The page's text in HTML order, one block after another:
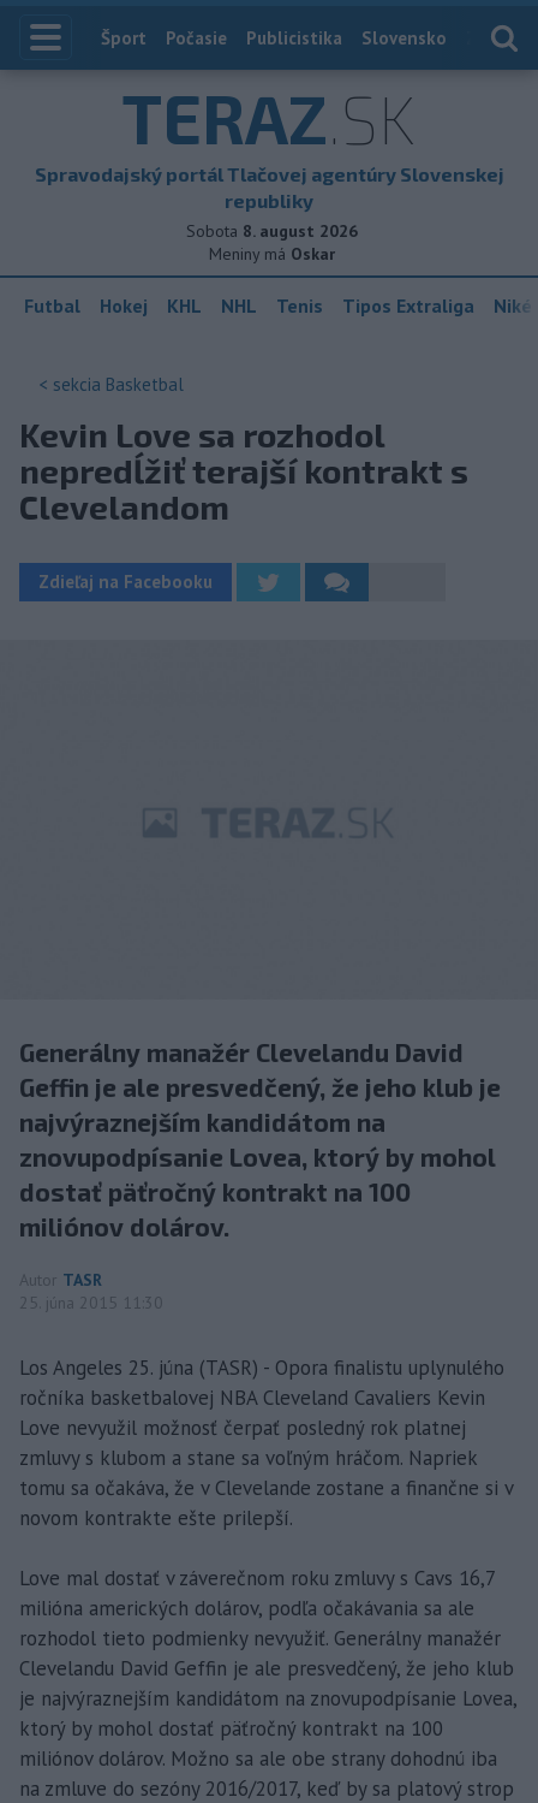
Index
Šport Počasie Publicistika Slovensko
TERAZ.SK
Spravodajský portál Tlačovej agentúry Slovenskej
republiky
Sobota 8. august 2026
Meniny má Oskar
Futbal Hokej KHL NHL Tenis Tipos Extraliga
< sekcia Basketbal
Kevin Love sa rozhodol
nepredĺžiť terajší kontrakt s
Clevelandom
Zdieľaj na Facebooku
Generálny manažér Clevelandu David
Geffin je ale presvedčený, že jeho klub je
najvýraznejším kandidátom na
znovupodpísanie Lovea, ktorý by mohol
dostať päťročný kontrakt na 100
miliónov dolárov.
Autor TASR
25. júna 2015 11:30
Los Angeles 25. júna (TASR) - Opora finalistu uplynulého
ročníka basketbalovej NBA Cleveland Cavaliers Kevin
Love nevyužil možnosť čerpať posledný rok platnej
zmluvy s klubom a stane sa voľným hráčom. Napriek
tomu sa očakáva, že v Clevelande zostane a finančne si v
novom kontrakte ešte prilepší.
Love mal dostať v záverečnom roku zmluvy s Cavs 16,7
milióna amerických dolárov, podľa očakávania sa ale
rozhodol tieto podmienky nevyužiť. Generálny manažér
Clevelandu David Geffin je ale presvedčený, že jeho klub
je najvýraznejším kandidátom na znovupodpísanie Lovea,
ktorý by mohol dostať päťročný kontrakt na 100
miliónov dolárov. Možno sa ale obe strany dohodnú iba
na zmluve do sezóny 2016/2017, keď by sa platový strop